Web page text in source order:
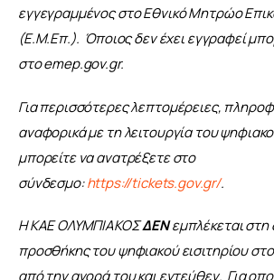
εγγεγραμμένος στο Εθνικό Μητρώο
(Ε.Μ.Επ.).  Όποιος δεν έχει εγγραφεί
στο emep.gov.gr.
Για περισσότερες λεπτομέρειες,
αναφορικά με τη λειτουργία του
μπορείτε να ανατρέξετε στο
σύνδεσμο: https://tickets.gov.gr/.
Η ΚΑΕ ΟΛΥΜΠΙΑΚΟΣ ΔΕΝ εμπλέκεται στη
προσθήκης του ψηφιακού εισιτηρίου
από την αγορά του και εντεύθεν.  Για